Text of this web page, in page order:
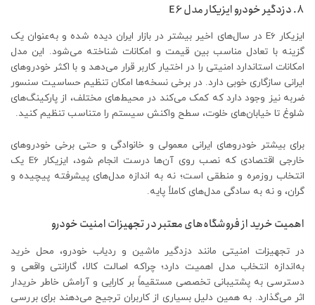
8. دزدگیر خودرو ایزیکار مدل E6
ایزیکار E6 در سال‌های اخیر بیشتر در بازار ایران دیده شده و به‌عنوان یک
گزینه با تعادل مناسب بین قیمت و امکانات شناخته می‌شود. این مدل
امکانات استاندارد امنیتی را در اختیار کاربر قرار می‌دهد و با اکثر خودروهای
ایرانی سازگاری خوبی دارد. در برخی نسخه‌ها امکان تنظیم حساسیت سنسور
ضربه نیز وجود دارد که کمک می‌کند در محیط‌های مختلف، از پارکینگ‌های
شلوغ تا خیابان‌های خلوت، سطح واکنش سیستم را متناسب تنظیم کنید.
برای بیشتر خودروهای ایرانی معمولی و خانوادگی و حتی برخی خودروهای
خارجی اقتصادی که نصب روی آن‌ها درست انجام شود، ایزیکار E6 یک
انتخاب روزمره و منطقی است؛ نه به اندازه مدل‌های پیشرفته پیچیده و
گران، و نه به سادگی مدل‌های کاملاً پایه.
اهمیت خرید از فروشگاه‌های معتبر در تجهیزات امنیت خودرو
در تجهیزات امنیتی مانند دزدگیر ماشین و ردیاب خودرو، محل خرید
به‌اندازه انتخاب مدل اهمیت دارد؛ چراکه اصالت کالا، گارانتی واقعی و
دسترسی به پشتیبانی تخصصی مستقیماً بر کارایی و آرامش خاطر خریدار
اثر می‌گذارد. به همین دلیل بسیاری از کاربران ترجیح می‌دهند برای بررسی